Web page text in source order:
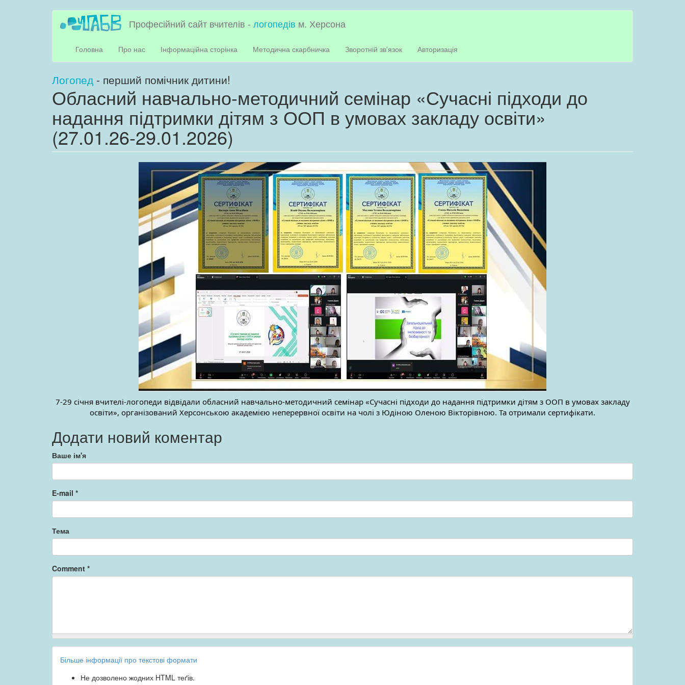
Професійний сайт вчителів - логопедів м. Херсона
Головна Про нас Інформаційна сторінка Методична скарбничка Зворотній зв'язок Авторизація
Логопед - перший помічник дитини!
Обласний навчально-методичний семінар «Сучасні підходи до
надання підтримки дітям з ООП в умовах закладу освіти»
(27.01.26-29.01.2026)
7-29 січня вчителі-логопеди відвідали обласний навчально-методичний семінар «Сучасні підходи до надання підтримки дітям з ООП в умовах закладу
освіти», організований Херсонською академією неперервної освіти на чолі з Юдіною Оленою Вікторівною. Та отримали сертифікати.
Додати новий коментар
Ваше ім'я
E-mail *
Тема
Comment *
Більше інформації про текстові формати
Не дозволено жодних HTML теґів.